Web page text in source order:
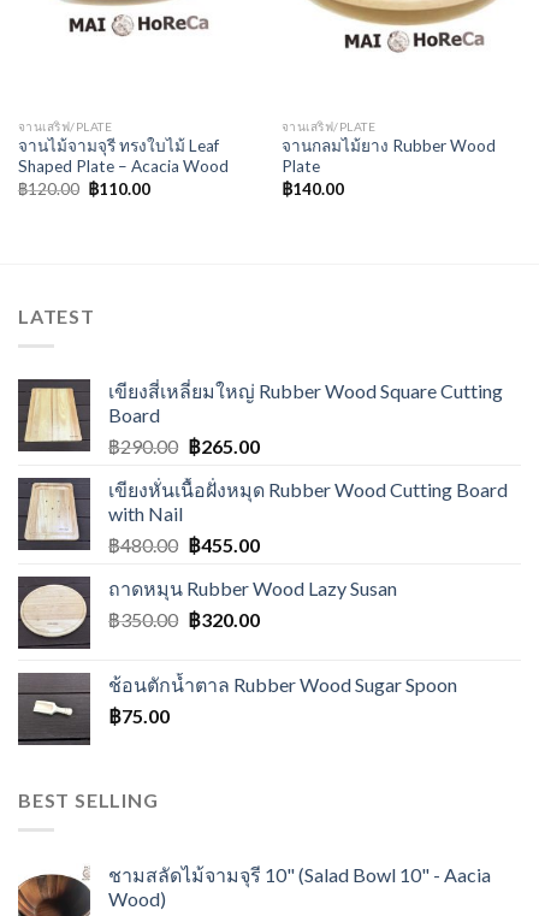
จานเสริฟ/PLATE
จานไม้จามจุรี ทรงใบไม้ Leaf
Shaped Plate – Acacia Wood
฿120.00 ฿110.00
จานเสริฟ/PLATE
จานกลมไม้ยาง Rubber Wood
Plate
฿140.00
LATEST
เขียงสี่เหลี่ยมใหญ่ Rubber Wood Square Cutting
Board
฿290.00 ฿265.00
เขียงหั่นเนื้อฝั่งหมุด Rubber Wood Cutting Board
with Nail
฿480.00 ฿455.00
ถาดหมุน Rubber Wood Lazy Susan
฿350.00 ฿320.00
ช้อนตักน้ำตาล Rubber Wood Sugar Spoon
฿75.00
BEST SELLING
ชามสลัดไม้จามจุรี 10" (Salad Bowl 10" - Aacia
Wood)